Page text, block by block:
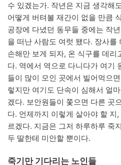
수 있겠는가. 작년은 지금 생각해
어떻게 버텨볼 재간이 없을 만큼
공장에 다녔던 동무들 중에는 작
을 떠난 사람도 여럿 됐다. 장사를
손해만 보게 되자, 온 식구를 데리
다. 역에서 역으로 다니다가 여기
들이 많이 모인 곳에서 빌어먹으
렇지만 여기도 단속이 심해서 얼
겠다. 보안원들이 쫓으면 다른 곳
다. 언제까지 이렇게 살아야 할 지
르겠다. 지금은 그저 하루하루 죽
두 딸한테 미안할 뿐이다.
죽기만 기다리는 노인들